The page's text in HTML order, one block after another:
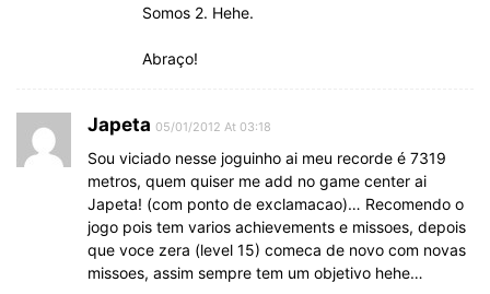
Somos 2. Hehe.
Abraço!
Japeta 05/01/2012 At 03:18
Sou viciado nesse joguinho ai meu recorde é 7319
metros, quem quiser me add no game center ai
Japeta! (com ponto de exclamacao)… Recomendo o
jogo pois tem varios achievements e missoes, depois
que voce zera (level 15) comeca de novo com novas
missoes, assim sempre tem um objetivo hehe…